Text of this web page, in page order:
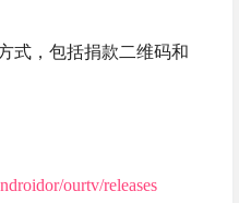
式，包括捐款二维码和
ourtv/releases